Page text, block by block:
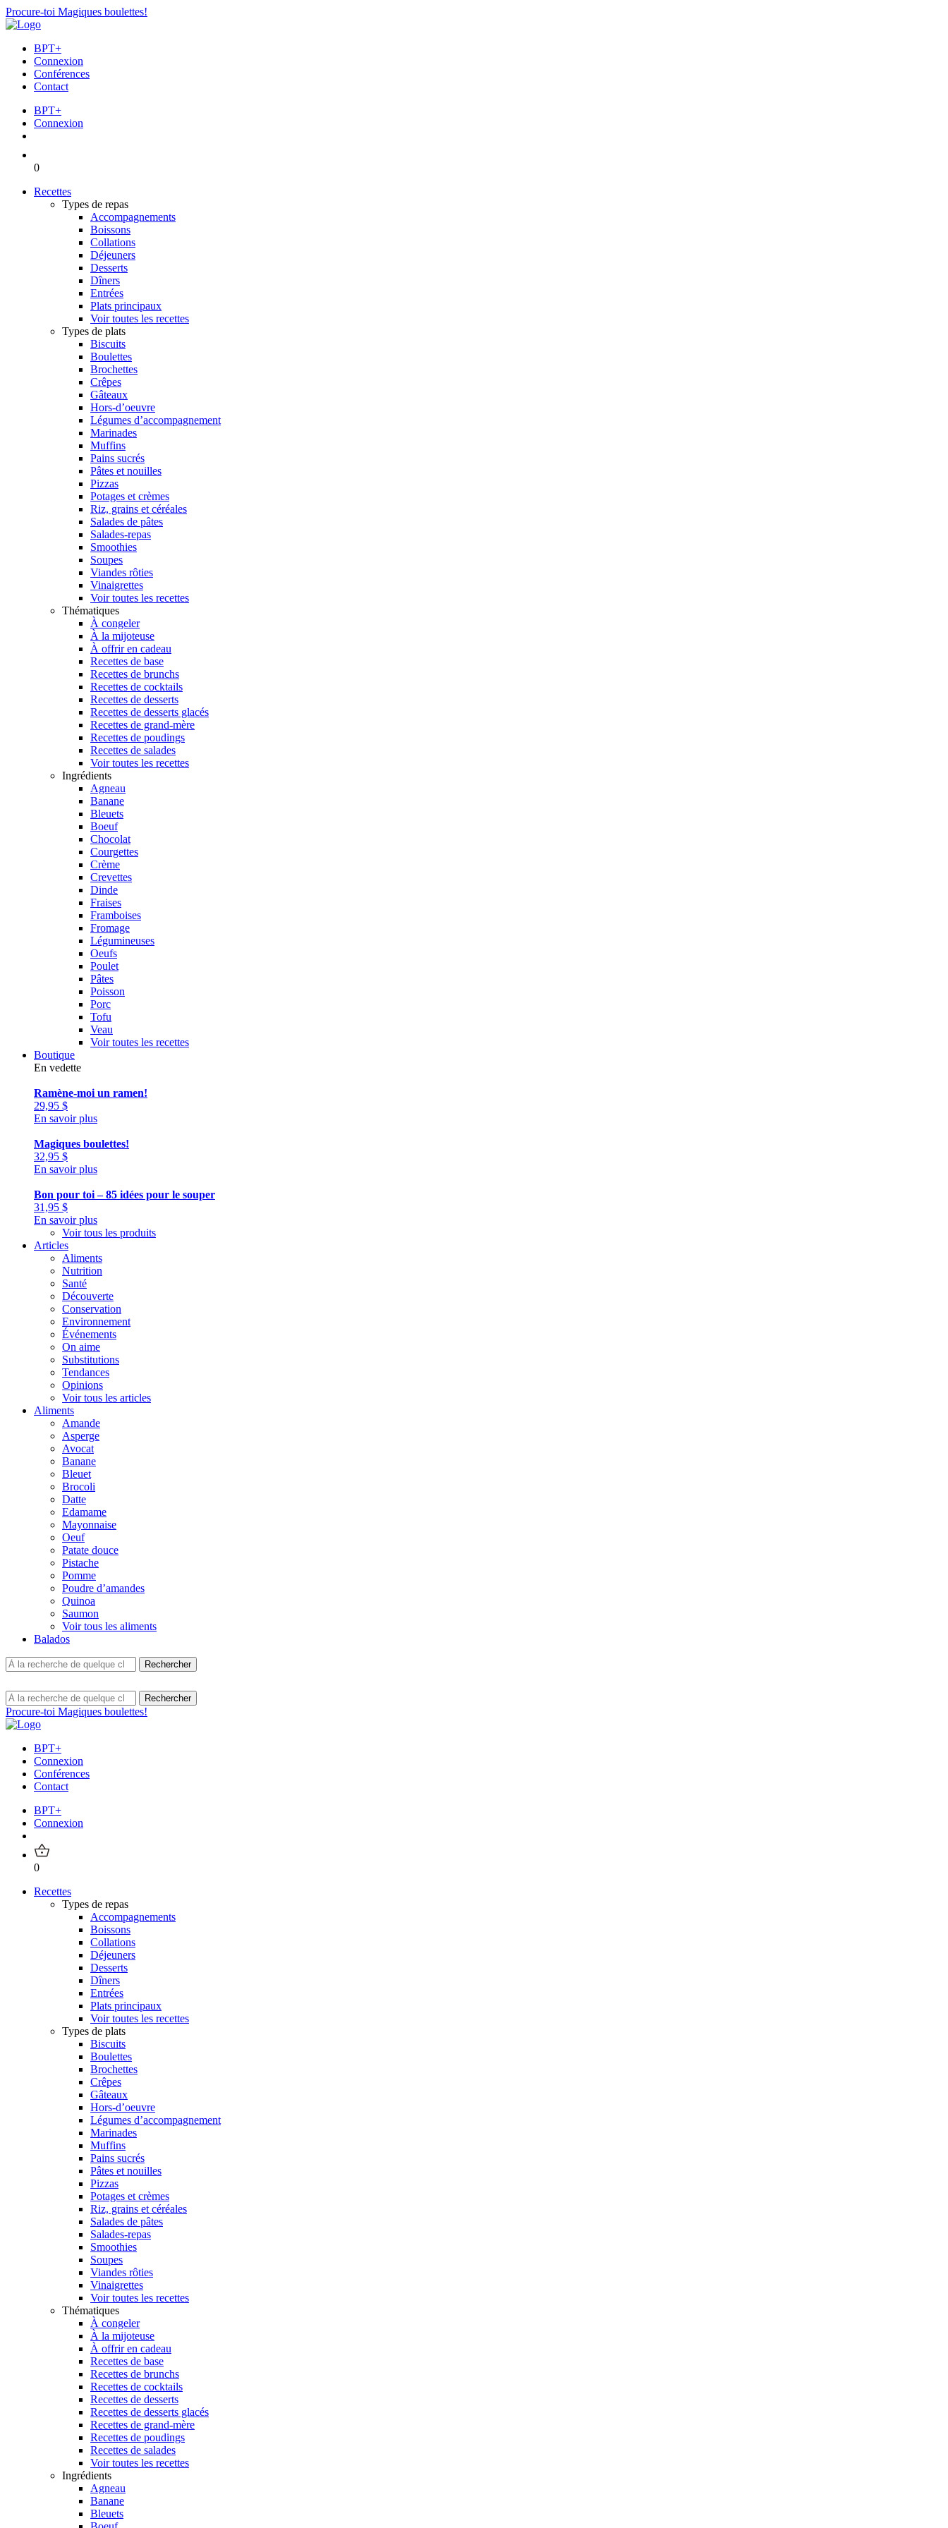
Procure-toi Magiques boulettes!
BPT+
Connexion
Conférences
Contact
BPT+
Connexion
0
Recettes
Types de repas
Accompagnements
Boissons
Collations
Déjeuners
Desserts
Dîners
Entrées
Plats principaux
Voir toutes les recettes
Types de plats
Biscuits
Boulettes
Brochettes
Crêpes
Gâteaux
Hors-d’oeuvre
Légumes d’accompagnement
Marinades
Muffins
Pains sucrés
Pâtes et nouilles
Pizzas
Potages et crèmes
Riz, grains et céréales
Salades de pâtes
Salades-repas
Smoothies
Soupes
Viandes rôties
Vinaigrettes
Voir toutes les recettes
Thématiques
À congeler
À la mijoteuse
À offrir en cadeau
Recettes de base
Recettes de brunchs
Recettes de cocktails
Recettes de desserts
Recettes de desserts glacés
Recettes de grand-mère
Recettes de poudings
Recettes de salades
Voir toutes les recettes
Ingrédients
Agneau
Banane
Bleuets
Boeuf
Chocolat
Courgettes
Crème
Crevettes
Dinde
Fraises
Framboises
Fromage
Légumineuses
Oeufs
Poulet
Pâtes
Poisson
Porc
Tofu
Veau
Voir toutes les recettes
Boutique
En vedette
Ramène-moi un ramen!
29,95 $
En savoir plus
Magiques boulettes!
32,95 $
En savoir plus
Bon pour toi – 85 idées pour le souper
31,95 $
En savoir plus
Voir tous les produits
Articles
Aliments
Nutrition
Santé
Découverte
Conservation
Environnement
Événements
On aime
Substitutions
Tendances
Opinions
Voir tous les articles
Aliments
Amande
Asperge
Avocat
Banane
Bleuet
Brocoli
Datte
Edamame
Mayonnaise
Oeuf
Patate douce
Pistache
Pomme
Poudre d’amandes
Quinoa
Saumon
Voir tous les aliments
Balados
Procure-toi Magiques boulettes!
BPT+
Connexion
Conférences
Contact
BPT+
Connexion
0
Recettes
Types de repas
Accompagnements
Boissons
Collations
Déjeuners
Desserts
Dîners
Entrées
Plats principaux
Voir toutes les recettes
Types de plats
Biscuits
Boulettes
Brochettes
Crêpes
Gâteaux
Hors-d’oeuvre
Légumes d’accompagnement
Marinades
Muffins
Pains sucrés
Pâtes et nouilles
Pizzas
Potages et crèmes
Riz, grains et céréales
Salades de pâtes
Salades-repas
Smoothies
Soupes
Viandes rôties
Vinaigrettes
Voir toutes les recettes
Thématiques
À congeler
À la mijoteuse
À offrir en cadeau
Recettes de base
Recettes de brunchs
Recettes de cocktails
Recettes de desserts
Recettes de desserts glacés
Recettes de grand-mère
Recettes de poudings
Recettes de salades
Voir toutes les recettes
Ingrédients
Agneau
Banane
Bleuets